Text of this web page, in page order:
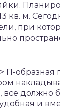
кв. м.
при
П-
должно
и